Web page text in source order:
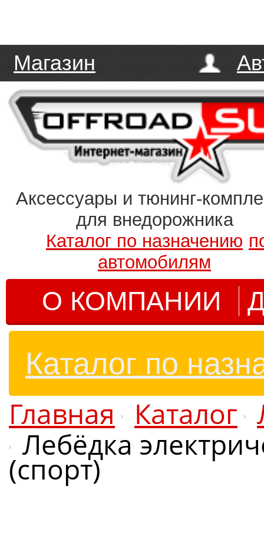
Магазин
Аксессуары и тюнинг-
для внедорожника
Каталог по назначению
автомобилям
О КОМПАНИИ
Каталог по
Главная Каталог
Лебёдка
(спорт)